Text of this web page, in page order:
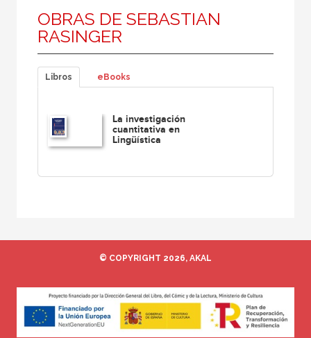
OBRAS DE SEBASTIAN
RASINGER
Libros eBooks
La investigación
cuantitativa en
Lingüística
© COPYRIGHT 2026, AKAL